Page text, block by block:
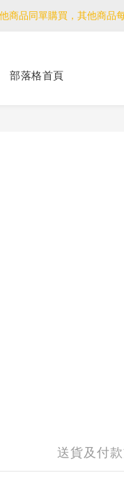
商品同單購買，其他商品
商品同單購買，其他商品
7~12/8外訪搜羅新產品，
商品同單購買，其他商品
部落格首頁
送貨及付